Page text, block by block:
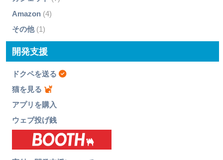
Amazon(4)
その他(1)
開発支援
ドクペを送る
猫を見る
アプリを購入
ウェブ投げ銭